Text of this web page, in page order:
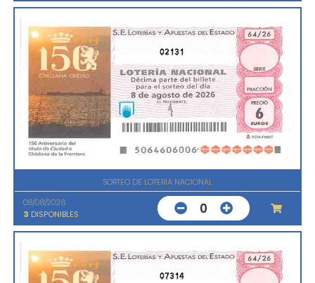
02131
SORTEO DE LOTERIA NACIONAL
08/08/2026
3 DISPONIBLES 0
07314